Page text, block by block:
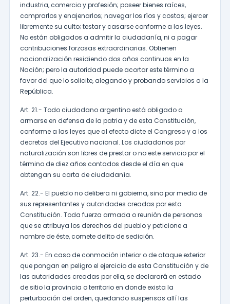
industria, comercio y profesión; poseer bienes raíces,
comprarlos y enajenarlos; navegar los ríos y costas; ejercer
libremente su culto; testar y casarse conforme a las leyes.
No están obligados a admitir la ciudadanía, ni a pagar
contribuciones forzosas extraordinarias. Obtienen
nacionalización residiendo dos años continuos en la
Nación; pero la autoridad puede acortar este término a
favor del que lo solicite, alegando y probando servicios a la
República.
Art. 21.- Todo ciudadano argentino está obligado a
armarse en defensa de la patria y de esta Constitución,
conforme a las leyes que al efecto dicte el Congreso y a los
decretos del Ejecutivo nacional. Los ciudadanos por
naturalización son libres de prestar o no este servicio por el
término de diez años contados desde el día en que
obtengan su carta de ciudadanía.
Art. 22.- El pueblo no delibera ni gobierna, sino por medio de
sus representantes y autoridades creadas por esta
Constitución. Toda fuerza armada o reunión de personas
que se atribuya los derechos del pueblo y peticione a
nombre de éste, comete delito de sedición.
Art. 23.- En caso de conmoción interior o de ataque exterior
que pongan en peligro el ejercicio de esta Constitución y de
las autoridades creadas por ella, se declarará en estado
de sitio la provincia o territorio en donde exista la
perturbación del orden, quedando suspensas allí las